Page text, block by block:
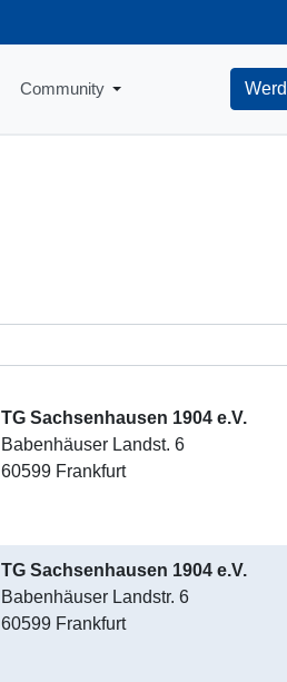
Community
TG Sachsenhausen 1904 e.V.
Babenhäuser Landst. 6
60599 Frankfurt
TG Sachsenhausen 1904 e.V.
Babenhäuser Landstr. 6
60599 Frankfurt